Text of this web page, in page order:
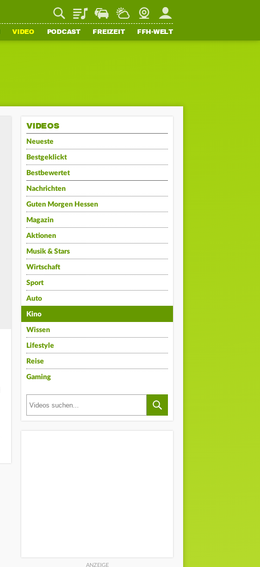
PlaylistStaupilotWetterWebcamMein FFH
VIDEO PODCAST FREIZEIT FFH-WELT
VIDEOS
Neueste
Bestgeklickt
Bestbewertet
Nachrichten
Guten Morgen Hessen
Magazin
Aktionen
Musik & Stars
Wirtschaft
Sport
Auto
Kino
Wissen
Lifestyle
Reise
Gaming